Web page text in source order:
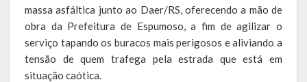
Coordenação e Planejamento
Educação, Cultura e Turismo
Obras e Serviços Urbanos
massa asfáltica junto ao Daer/RS, oferecendo a mão de
obra da Prefeitura de Espumoso, a fim de agilizar o
serviço tapando os buracos mais perigosos e aliviando a
tensão de quem trafega pela estrada que está em
situação caótica.